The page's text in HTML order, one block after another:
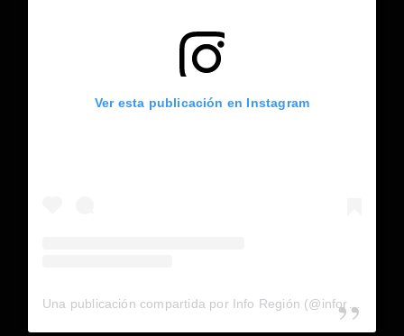
Ver esta publicación en Instagram